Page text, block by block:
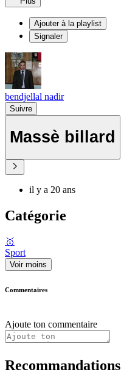
Ajouter à la playlist
Signaler
bendjellal nadir
Suivre
Massè billard
il y a 20 ans
Catégorie
🥇
Sport
Voir moins
Commentaires
Ajoute ton commentaire
Recommandations